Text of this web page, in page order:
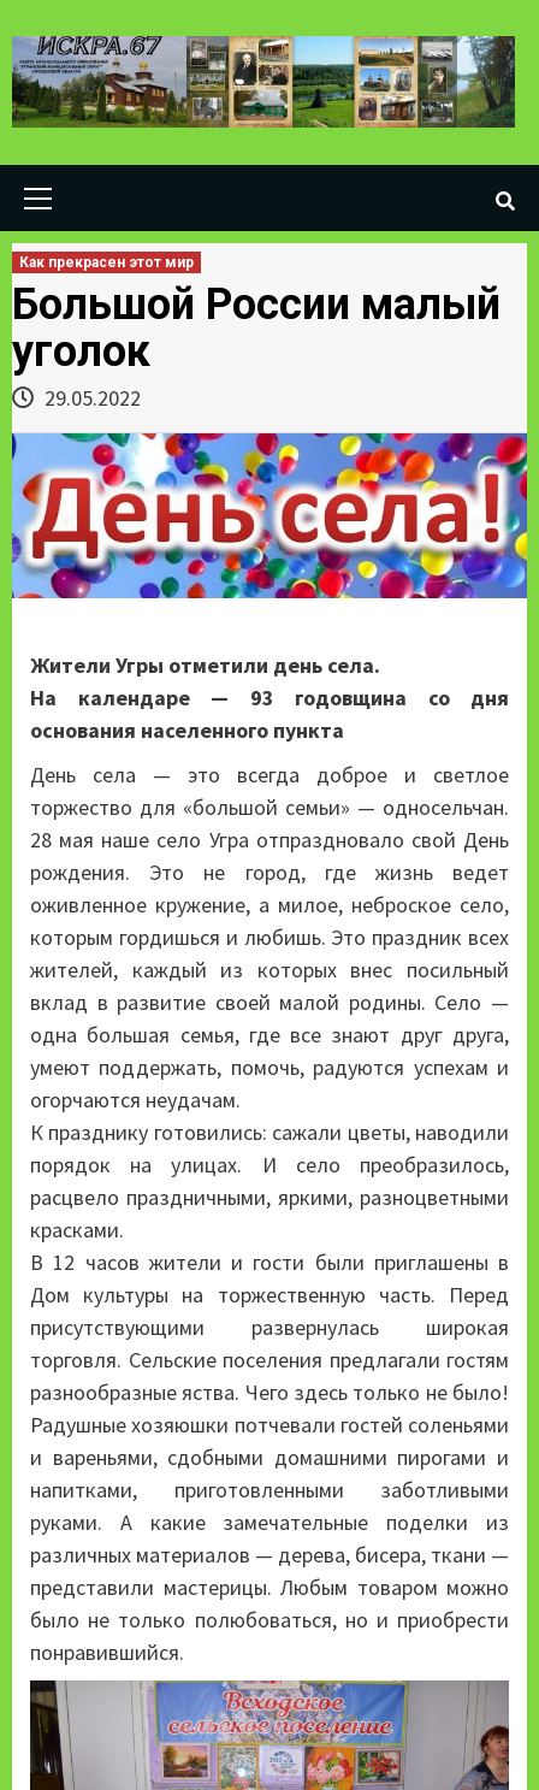
to
content
Как прекрасен этот мир
Большой России малый
уголок
29.05.2022
Жители Угры отметили день села.
На календаре — 93 годовщина со дня
основания населенного пункта
День села — это всегда доброе и светлое
торжество для «большой семьи» — односельчан.
28 мая наше село Угра отпраздновало свой День
рождения. Это не город, где жизнь ведет
оживленное кружение, а милое, неброское село,
которым гордишься и любишь. Это праздник всех
жителей, каждый из которых внес посильный
вклад в развитие своей малой родины. Село —
одна большая семья, где все знают друг друга,
умеют поддержать, помочь, радуются успехам и
огорчаются неудачам.
К празднику готовились: сажали цветы, наводили
порядок на улицах. И село преобразилось,
расцвело праздничными, яркими, разноцветными
красками.
В 12 часов жители и гости были приглашены в
Дом культуры на торжественную часть. Перед
присутствующими развернулась широкая
торговля. Сельские поселения предлагали гостям
разнообразные яства. Чего здесь только не было!
Радушные хозяюшки потчевали гостей соленьями
и вареньями, сдобными домашними пирогами и
напитками, приготовленными заботливыми
руками. А какие замечательные поделки из
различных материалов — дерева, бисера, ткани —
представили мастерицы. Любым товаром можно
было не только полюбоваться, но и приобрести
понравившийся.